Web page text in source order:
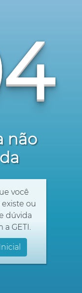
não
você
ou
dúvida
GETI.